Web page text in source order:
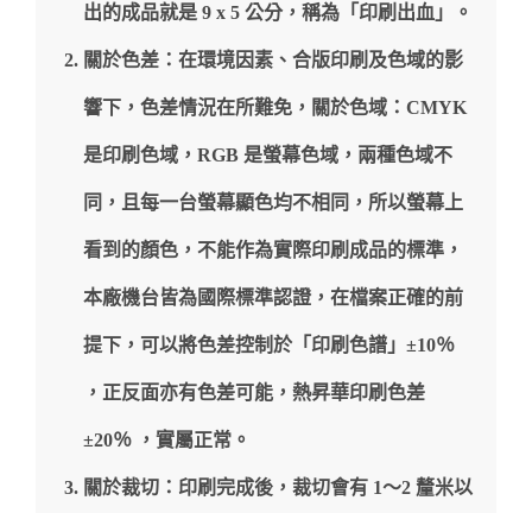
出的成品就是 9 x 5 公分，稱為「印刷出血」。
關於色差：在環境因素、合版印刷及色域的影
響下，色差情況在所難免，關於色域：CMYK
是印刷色域，RGB 是螢幕色域，兩種色域不
同，且每一台螢幕顯色均不相同，所以螢幕上
看到的顏色，不能作為實際印刷成品的標準，
本廠機台皆為國際標準認證，在檔案正確的前
提下，可以將色差控制於「印刷色譜」±10％
，正反面亦有色差可能，熱昇華印刷色差
±20％ ，實屬正常。
關於裁切：印刷完成後，裁切會有 1～2 釐米以